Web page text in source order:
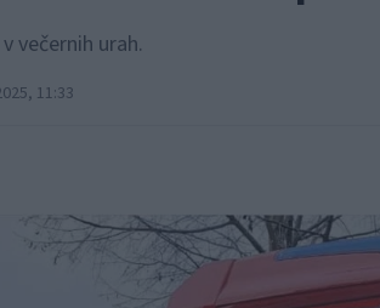
večernih urah.
11:33